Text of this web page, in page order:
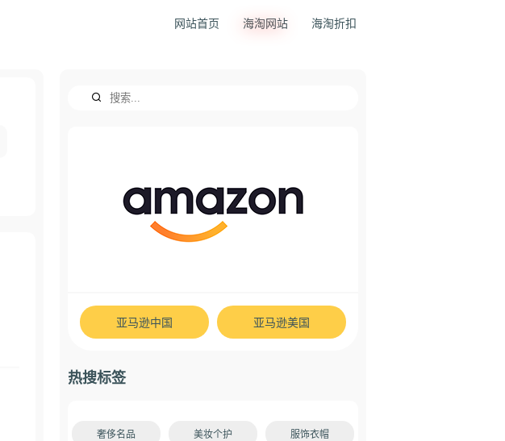
网站首页 海淘网站 海淘折扣
亚马逊中国 亚马逊美国
热搜标签
奢侈名品 美妆个护 服饰衣帽